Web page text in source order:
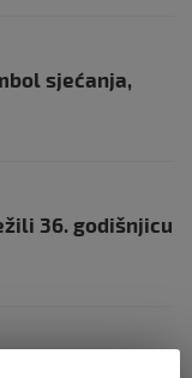
sjećanja,
36. godišnjicu